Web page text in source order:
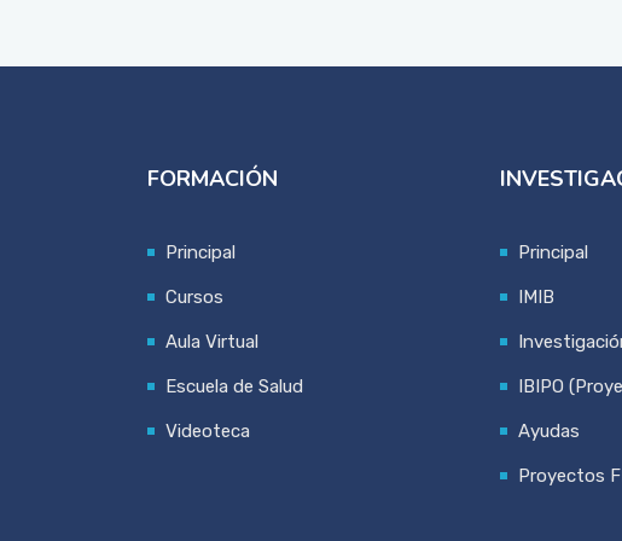
FORMACIÓN
Principal
Cursos
Aula Virtual
Escuela de Salud
Videoteca
Principal
IMIB
IBIPO
Ayudas
Proyectos